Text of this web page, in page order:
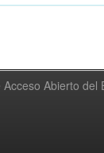
Abierto del